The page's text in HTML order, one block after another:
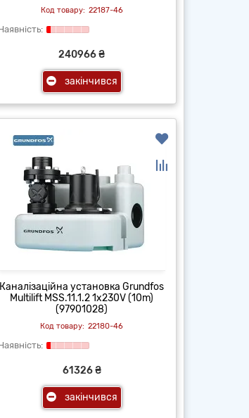
22187-46
240966 ₴
закінчився
Каналізаційна установка Grundfos
Multilift MSS.11.1.2 1x230V (10m)
(97901028)
22180-46
61326 ₴
закінчився